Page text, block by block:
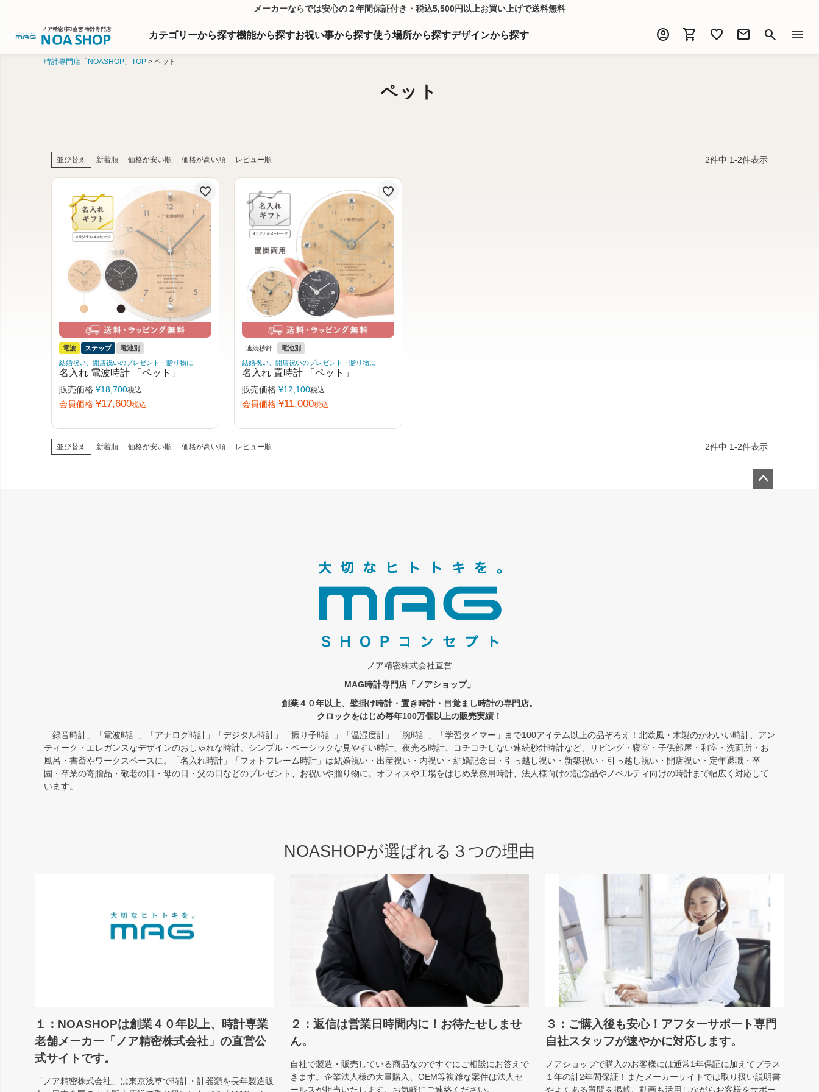
メーカーならでは安心の２年間保証付き・税込5,500円以上お買い上げで送料無料
カテゴリーから探す機能から探すお祝い事から探す使う場所から探すデザインから探す account_circle shopping_cart favorite mail search menu
時計専門店「NOASHOP」TOP ペット
ペット
並び替え 新着順 価格が安い順 価格が高い順 レビュー順 2件中 1-2件表示
電波 ステップ
電池別
結婚祝い、開店祝いのプレゼント・贈り物に
名入れ 電波時計 「ペット」
販売価格 ¥18,700税込
会員価格 ¥17,600税込
連続秒針
電池別
結婚祝い、開店祝いのプレゼント・贈り物に
名入れ 置時計 「ペット」
販売価格 ¥12,100税込
会員価格 ¥11,000税込
並び替え 新着順 価格が安い順 価格が高い順 レビュー順 2件中 1-2件表示
ノア精密株式会社直営
MAG時計専門店「ノアショップ」
創業４０年以上、壁掛け時計・置き時計・目覚まし時計の専門店。
クロックをはじめ毎年100万個以上の販売実績！
「録音時計」「電波時計」「アナログ時計」「デジタル時計」「振り子時計」「温湿度計」「腕時計」「学習タイマー」まで100アイテム以上の品ぞろえ！北欧風・木製のかわいい時計、アン
ティーク・エレガンスなデザインのおしゃれな時計、シンプル・ベーシックな見やすい時計、夜光る時計、コチコチしない連続秒針時計など、リビング・寝室・子供部屋・和室・洗面所・お
風呂・書斎やワークスペースに。「名入れ時計」「フォトフレーム時計」は結婚祝い・出産祝い・内祝い・結婚記念日・引っ越し祝い・新築祝い・引っ越し祝い・開店祝い・定年退職・卒
園・卒業の寄贈品・敬老の日・母の日・父の日などのプレゼント、お祝いや贈り物に。オフィスや工場をはじめ業務用時計、法人様向けの記念品やノベルティ向けの時計まで幅広く対応して
います。
NOASHOPが選ばれる３つの理由
１：NOASHOPは創業４０年以上、時計専業
老舗メーカー「ノア精密株式会社」の直営公
式サイトです。
「ノア精密株式会社」 は東京浅草で時計・計器類を長年製造販
２：返信は営業日時間内に！お待たせしませ
ん。
自社で製造・販売している商品なのですぐにご相談にお答えで
きます。企業法人様の大量購入、OEM等複雑な案件は法人セ
ールスが担当いたします。お気軽にご連絡ください。
３：ご購入後も安心！アフターサポート専門
自社スタッフが速やかに対応します。
ノアショップで購入のお客様には通常1年保証に加えてプラス
１年の計2年間保証！またメーカーサイトでは取り扱い説明書
やよくある質問を掲載。動画も活用しながらお客様をサポー